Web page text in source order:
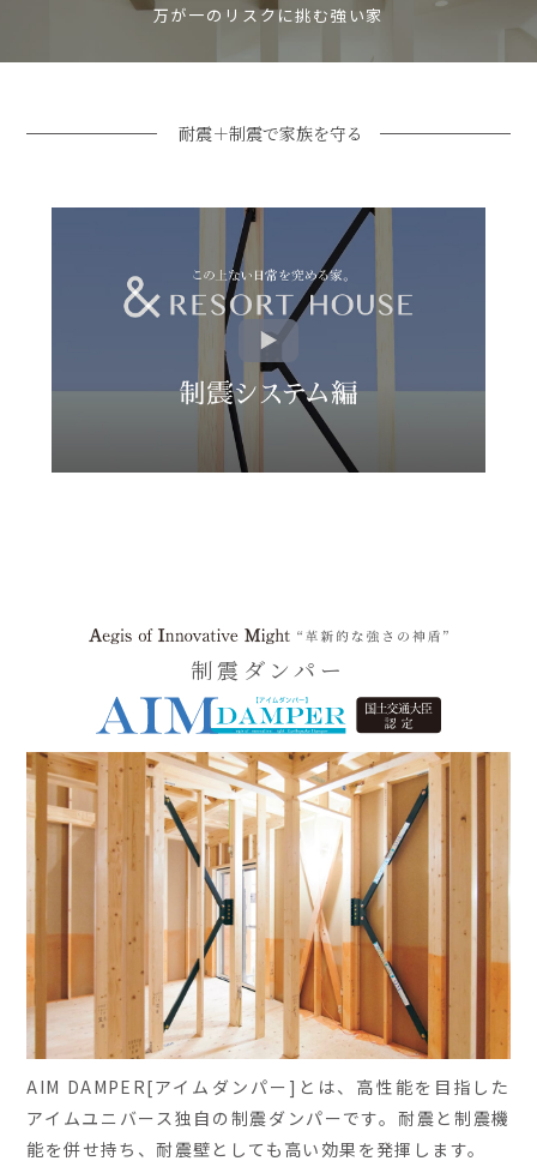
万が一のリスクに挑む強い家
耐震＋制震で家族を守る
制震ダンパー
AIM DAMPER[アイムダンパー]とは、高性能を目指した
アイムユニバース独自の制震ダンパーです。耐震と制震機
能を併せ持ち、耐震壁としても高い効果を発揮します。